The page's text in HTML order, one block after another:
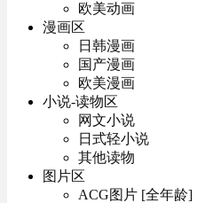
欧美动画
漫画区
日韩漫画
国产漫画
欧美漫画
小说-读物区
网文小说
日式轻小说
其他读物
图片区
ACG图片 [全年龄]